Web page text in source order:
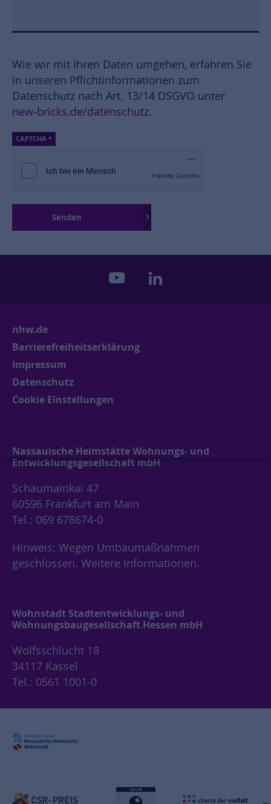
Wie wir mit Ihren Daten umgehen, erfahren Sie
in unseren Pflichtinformationen zum
Datenschutz nach Art. 13/14 DSGVO unter
new-bricks.de/datenschutz.
CAPTCHA*
Friendly Captcha
Senden
youtubelinkedin
nhw.de
Barrierefreiheitserklärung
Impressum
Datenschutz
Cookie Einstellungen
Nassauische Heimstätte Wohnungs- und
Entwicklungsgesellschaft mbH
Schaumainkai 47
60596 Frankfurt am Main
Tel.: 069 678674-0
Hinweis: Wegen Umbaumaßnahmen
geschlossen. Weitere Informationen.
Wohnstadt Stadtentwicklungs- und
Wohnungsbaugesellschaft Hessen mbH
Wolfsschlucht 18
34117 Kassel
Tel.: 0561 1001-0